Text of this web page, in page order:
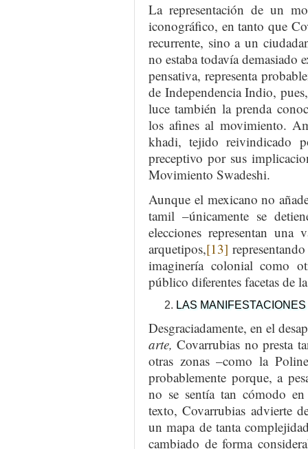
La representación de un
iconográfico, en tanto que
recurrente, sino a un
no estaba todavía demasiado
pensativa, representa
de Independencia Indio,
luce también la prenda
los afines al movimiento.
khadi, tejido reivindicado
preceptivo por sus
Movimiento Swadeshi.
Aunque el mexicano no
tamil –únicamente se
elecciones representan una
arquetipos,[13]
imaginería colonial como
público diferentes facetas de
LAS
Desgraciadamente, en el
arte, Covarrubias no presta
otras zonas –como la
probablemente porque, a
no se sentía tan cómodo
texto, Covarrubias advierte
un mapa de tanta
cambiado de forma